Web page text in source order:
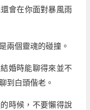
會在你面對暴風雨
兩個靈魂的碰撞。
婚時能聊得來並不
到白頭偕老。
時候，不要懶得說